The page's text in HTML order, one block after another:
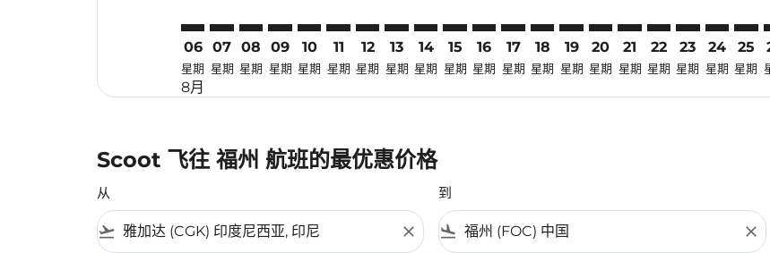
06
星期
8月
07
星期
08
星期
09
星期
10
星期
11
星期
12
星期
13
星期
14
星期
15
星期
16
星期
17
星期
18
星期
19
星期
20
星期
21
星期
22
星期
23
星期
24
星期
25
星期
Scoot 飞往 福州 航班的最优惠价格
从
flight_takeoff close
到
flight_land close